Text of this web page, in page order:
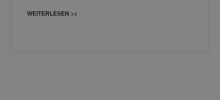
WEITERLESEN >>